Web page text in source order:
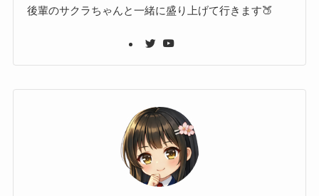
後輩のサクラちゃんと一緒に盛り上げて行きます🍑